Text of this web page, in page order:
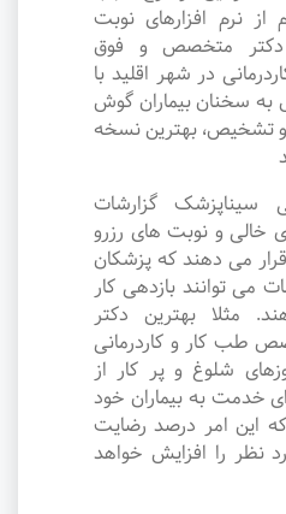
نرم افزارهای نوبت
متخصص و فوق
در شهر اقلید با
به سخنان بیماران گوش
و تشخیص، بهترین نسخه
گزارشات
خالی و نوبت های رزرو
می دهند که پزشکان
می توانند بازدهی کار
مثلا بهترین دکتر
طب کار و کاردرمانی
شلوغ و پر کار از
خدمت به بیماران خود
این امر درصد رضایت
نظر را افزایش خواهد